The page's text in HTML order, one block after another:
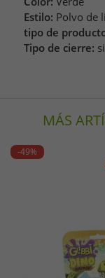
Estilo: Polvo de
tipo de
Tipo de cierre:
MÁS
-49%